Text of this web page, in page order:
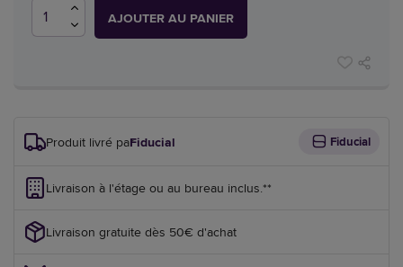
AJOUTER AU PANIER
Produit livré parFiducial Fiducial
Livraison à l'étage ou au bureau inclus.**
Livraison gratuite dès 50€ d'achat